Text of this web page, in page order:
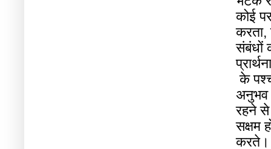
कोई
करता,
संबंधों
प्रार्थना
के
अनुभव
रहने से
सक्षम
करते।